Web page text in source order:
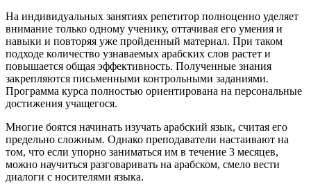
На индивидуальных занятиях репетитор полноценно уделяет
внимание только одному ученику, оттачивая его умения и
навыки и повторяя уже пройденный материал. При таком
подходе количество узнаваемых арабских слов растет и
повышается общая эффективность. Полученные знания
закрепляются письменными контрольными заданиями.
Программа курса полностью ориентирована на персональные
достижения учащегося.
Многие боятся начинать изучать арабский язык, считая его
предельно сложным. Однако преподаватели настаивают на
том, что если упорно заниматься им в течение 3 месяцев,
можно научиться разговаривать на арабском, смело вести
диалоги с носителями языка.